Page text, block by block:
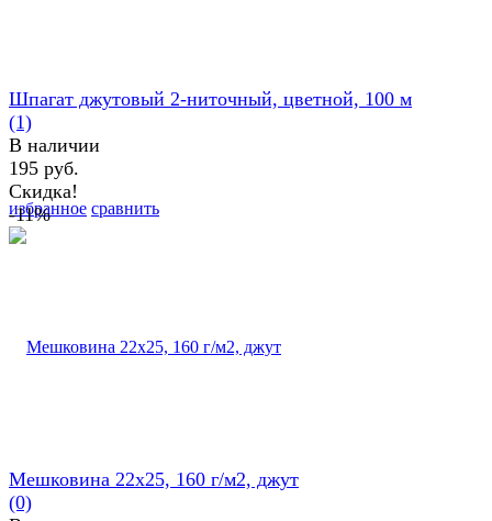
избранное сравнить
Шпагат джутовый 2-ниточный, цветной, 100 м
(1)
В наличии
195 руб.
Скидка!
-11%
Мешковина 22х25, 160 г/м2, джут
(0)